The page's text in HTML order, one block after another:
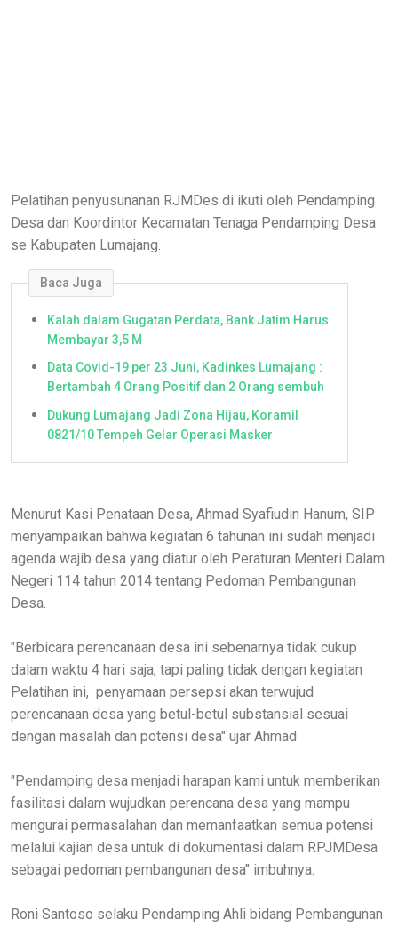
Pelatihan penyusunanan RJMDes di ikuti oleh Pendamping
Desa dan Koordintor Kecamatan Tenaga Pendamping Desa
se Kabupaten Lumajang.
Baca Juga
Kalah dalam Gugatan Perdata, Bank Jatim Harus
Membayar 3,5 M
Data Covid-19 per 23 Juni, Kadinkes Lumajang :
Bertambah 4 Orang Positif dan 2 Orang sembuh
Dukung Lumajang Jadi Zona Hijau, Koramil
0821/10 Tempeh Gelar Operasi Masker
Menurut Kasi Penataan Desa, Ahmad Syafiudin Hanum, SIP
menyampaikan bahwa kegiatan 6 tahunan ini sudah menjadi
agenda wajib desa yang diatur oleh Peraturan Menteri Dalam
Negeri 114 tahun 2014 tentang Pedoman Pembangunan
Desa.
"Berbicara perencanaan desa ini sebenarnya tidak cukup
dalam waktu 4 hari saja, tapi paling tidak dengan kegiatan
Pelatihan ini, penyamaan persepsi akan terwujud
perencanaan desa yang betul-betul substansial sesuai
dengan masalah dan potensi desa" ujar Ahmad
"Pendamping desa menjadi harapan kami untuk memberikan
fasilitasi dalam wujudkan perencana desa yang mampu
mengurai permasalahan dan memanfaatkan semua potensi
melalui kajian desa untuk di dokumentasi dalam RPJMDesa
sebagai pedoman pembangunan desa" imbuhnya.
Roni Santoso selaku Pendamping Ahli bidang Pembangunan